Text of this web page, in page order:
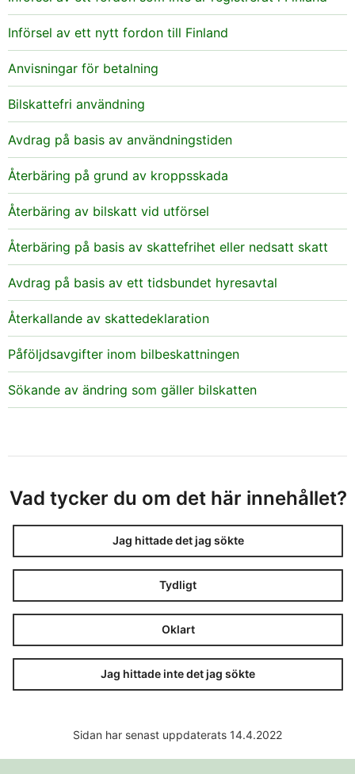
Införsel av ett nytt fordon till Finland
Anvisningar för betalning
Bilskattefri användning
Avdrag på basis av användningstiden
Återbäring på grund av kroppsskada
Återbäring av bilskatt vid utförsel
Återbäring på basis av skattefrihet eller nedsatt skatt
Avdrag på basis av ett tidsbundet hyresavtal
Återkallande av skattedeklaration
Påföljdsavgifter inom bilbeskattningen
Sökande av ändring som gäller bilskatten
Vad tycker du om det här innehållet?
Jag hittade det jag sökte
Tydligt
Oklart
Jag hittade inte det jag sökte
Sidan har senast uppdaterats 14.4.2022